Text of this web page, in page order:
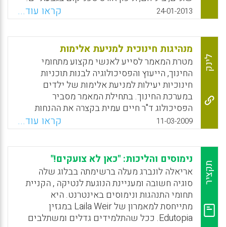
WhatsApp
Facebook
Email
X
המיזם החל את דרכו בשיתוף עם איגוד האינטרנט
הישראלי, צוות המדריכים הפדגוגיים של המכללה
ומספר בתי ספר תיכוניים. משתתפים במיזם
סטודנטים להוראה במסלולי לימוד שונים,
תקשורת וקולנוע, מחשבים, מנהל עסקים
וחשבונאות, עיצוב, אומנות בשנים א', ב' ו ג'
בסמינר ( צייכנר אורית, רבקה ודמני, אורלי מלמד )
.
WhatsApp
Facebook
Email
X
24-01-2013 קראו עוד...
לינק
מנהיגות חינוכית למניעת אלימות
מטרת המאמר לסייע לאנשי מקצוע מתחומי
החינוך, הייעוץ והפסיכולוגיה לבנות תוכניות
חינוכיות יעילות למניעת אלימות של ילדים
במערכת החינוך. בתחילת המאמר מסביר
הפסיכולוג ד"ר חיים עמית בקצרה את ההנחות
הבסיסיות של מאמר זה, המופיעות בשם ההרצאה:
מנהיגות חינוכית למניעת אלימות. לאחר מכן הוא
מתאר את שלושת המאפיינים המשותפים
לתוכניות חינוכיות יעילות למניעת אלימות, כפי
שמצא אותן אותם בסקירת תוכניות עיקריות כאלה,
בארץ ובעולם. עוד במאמר : המודל של פרופסור דן
אולוויס (Dan Olweus) מנורווגיה, מרכיבי הצבת
גבולות תקיפה, מאפיין משותף שני: הקניית
מיומנויות חברתיות, בוני השלום" (Peace
11-03-2009 קראו עוד...
תקציר
נימוסים והליכות: "כאן לא צועקים!"
אריאלה לונברג מעלה ברשימתה בבלוג שלה
סוגיה חשובה ומעניינת הנוגעת לנטיקה , הקניית
תחומי התנהגות ונימוסים באינטרנט. היא
מתייחסת למאמרון של Laila Weir במגזין
Edutopia. ככל שהתלמידים גדלים ומשתלבים